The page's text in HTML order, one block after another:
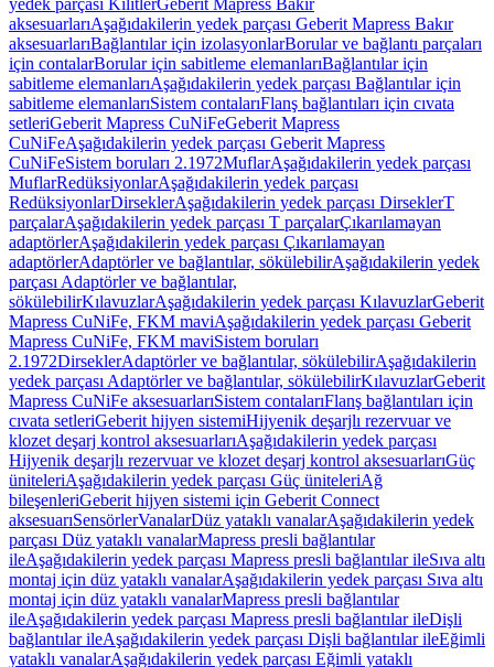
yedek parçası KilitlerGeberit Mapress Bakır
aksesuarlarıAşağıdakilerin yedek parçası Geberit Mapress Bakır
aksesuarlarıBağlantılar için izolasyonlarBorular ve bağlantı parçaları
için contalarBorular için sabitleme elemanlarıBağlantılar için
sabitleme elemanlarıAşağıdakilerin yedek parçası Bağlantılar için
sabitleme elemanlarıSistem contalarıFlanş bağlantıları için cıvata
setleriGeberit Mapress CuNiFeGeberit Mapress
CuNiFeAşağıdakilerin yedek parçası Geberit Mapress
CuNiFeSistem boruları 2.1972MuflarAşağıdakilerin yedek parçası
MuflarRedüksiyonlarAşağıdakilerin yedek parçası
RedüksiyonlarDirseklerAşağıdakilerin yedek parçası DirseklerT
parçalarAşağıdakilerin yedek parçası T parçalarÇıkarılamayan
adaptörlerAşağıdakilerin yedek parçası Çıkarılamayan
adaptörlerAdaptörler ve bağlantılar, sökülebilirAşağıdakilerin yedek
parçası Adaptörler ve bağlantılar,
sökülebilirKılavuzlarAşağıdakilerin yedek parçası KılavuzlarGeberit
Mapress CuNiFe, FKM maviAşağıdakilerin yedek parçası Geberit
Mapress CuNiFe, FKM maviSistem boruları
2.1972DirseklerAdaptörler ve bağlantılar, sökülebilirAşağıdakilerin
yedek parçası Adaptörler ve bağlantılar, sökülebilirKılavuzlarGeberit
Mapress CuNiFe aksesuarlarıSistem contalarıFlanş bağlantıları için
cıvata setleriGeberit hijyen sistemiHijyenik deşarjlı rezervuar ve
klozet deşarj kontrol aksesuarlarıAşağıdakilerin yedek parçası
Hijyenik deşarjlı rezervuar ve klozet deşarj kontrol aksesuarlarıGüç
üniteleriAşağıdakilerin yedek parçası Güç üniteleriAğ
bileşenleriGeberit hijyen sistemi için Geberit Connect
aksesuarıSensörlerVanalarDüz yataklı vanalarAşağıdakilerin yedek
parçası Düz yataklı vanalarMapress presli bağlantılar
ileAşağıdakilerin yedek parçası Mapress presli bağlantılar ileSıva altı
montaj için düz yataklı vanalarAşağıdakilerin yedek parçası Sıva altı
montaj için düz yataklı vanalarMapress presli bağlantılar
ileAşağıdakilerin yedek parçası Mapress presli bağlantılar ileDişli
bağlantılar ileAşağıdakilerin yedek parçası Dişli bağlantılar ileEğimli
yataklı vanalarAşağıdakilerin yedek parçası Eğimli yataklı